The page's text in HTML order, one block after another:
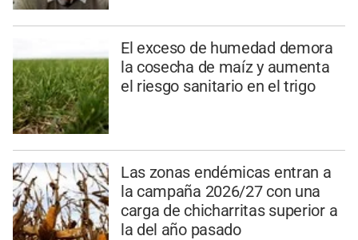
El exceso de humedad demora
la cosecha de maíz y aumenta
el riesgo sanitario en el trigo
Las zonas endémicas entran a
la campaña 2026/27 con una
carga de chicharritas superior a
la del año pasado